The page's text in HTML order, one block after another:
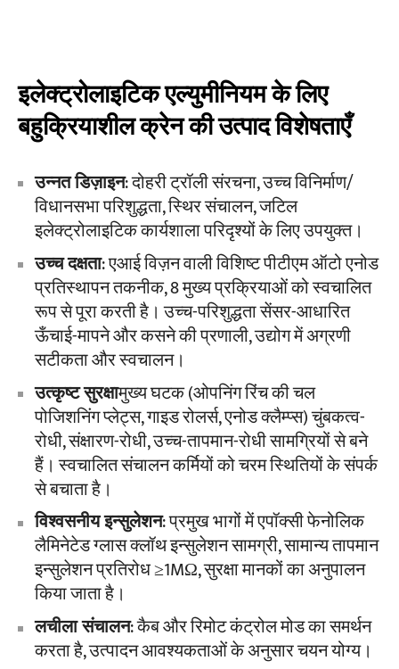
इलेक्ट्रोलाइटिक एल्युमीनियम के लिए
बहुक्रियाशील क्रेन की उत्पाद विशेषताएँ
उन्नत डिज़ाइन: दोहरी ट्रॉली संरचना, उच्च विनिर्माण/
विधानसभा परिशुद्धता, स्थिर संचालन, जटिल
इलेक्ट्रोलाइटिक कार्यशाला परिदृश्यों के लिए उपयुक्त।
उच्च दक्षता: एआई विज़न वाली विशिष्ट पीटीएम ऑटो एनोड
प्रतिस्थापन तकनीक, 8 मुख्य प्रक्रियाओं को स्वचालित
रूप से पूरा करती है। उच्च-परिशुद्धता सेंसर-आधारित
ऊँचाई-मापने और कसने की प्रणाली, उद्योग में अग्रणी
सटीकता और स्वचालन।
उत्कृष्ट सुरक्षामुख्य घटक (ओपनिंग रिंच की चल
पोजिशनिंग प्लेट्स, गाइड रोलर्स, एनोड क्लैम्प्स) चुंबकत्व-
रोधी, संक्षारण-रोधी, उच्च-तापमान-रोधी सामग्रियों से बने
हैं। स्वचालित संचालन कर्मियों को चरम स्थितियों के संपर्क
से बचाता है।
विश्वसनीय इन्सुलेशन: प्रमुख भागों में एपॉक्सी फेनोलिक
लैमिनेटेड ग्लास क्लॉथ इन्सुलेशन सामग्री, सामान्य तापमान
इन्सुलेशन प्रतिरोध ≥1MΩ, सुरक्षा मानकों का अनुपालन
किया जाता है।
लचीला संचालन: कैब और रिमोट कंट्रोल मोड का समर्थन
करता है, उत्पादन आवश्यकताओं के अनुसार चयन योग्य।